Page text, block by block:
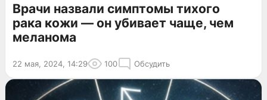
Врачи назвали симптомы тихого
рака кожи — он убивает чаще, чем
меланома
22 мая, 2024, 14:29 100 Обсудить